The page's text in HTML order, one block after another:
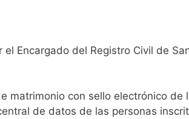
Encargado del Registro Civil de
matrimonio con sello electrónico
de datos de las personas